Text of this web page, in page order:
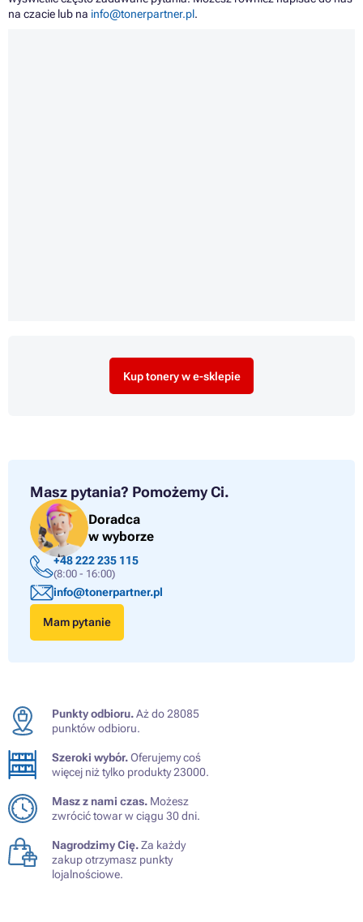
na czacie lub na info@tonerpartner.pl.
Kup tonery w e-sklepie
Masz pytania? Pomożemy Ci.
Doradca
w wyborze
+48 222 235 115
(8:00 - 16:00)
info@tonerpartner.pl
Mam pytanie
Punkty odbioru.Aż do 28085
punktów odbioru.
Szeroki wybór.Oferujemy coś
więcej niż tylko produkty 23000.
Masz z nami czas. Możesz
zwrócić towar w ciągu 30 dni.
Nagrodzimy Cię.Za każdy
zakup otrzymasz punkty
lojalnościowe.